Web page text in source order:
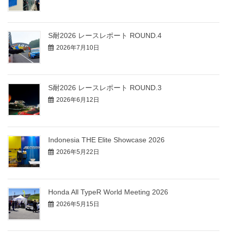
S耐2026 レースレポート ROUND.4
2026年7月10日
S耐2026 レースレポート ROUND.3
2026年6月12日
Indonesia THE Elite Showcase 2026
2026年5月22日
Honda All TypeR World Meeting 2026
2026年5月15日